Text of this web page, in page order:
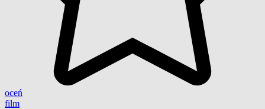
oceń
film